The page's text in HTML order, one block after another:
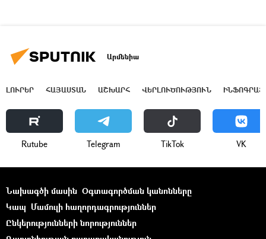
Արմենիա
ԼՈՒՐԵՐ ՀԱՅԱՍՏԱՆ ԱՇԽԱՐՀ ՎԵՐԼՈՒԾՈՒԹՅՈՒՆ
Rutube Telegram ТikТоk VK
Նախագծի մասին Օգտագործման կանոնները
Կապ Մամուլի հաղորդագրություններ
Ընկերությունների նորություններ